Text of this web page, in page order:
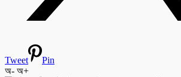
Tweet
Pin
অ- অ+